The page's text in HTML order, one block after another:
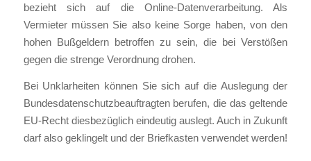
bezieht sich auf die Online-Datenverarbeitung. Als
Vermieter müssen Sie also keine Sorge haben, von den
hohen Bußgeldern betroffen zu sein, die bei Verstößen
gegen die strenge Verordnung drohen.
Bei Unklarheiten können Sie sich auf die Auslegung der
Bundesdatenschutzbeauftragten berufen, die das geltende
EU-Recht diesbezüglich eindeutig auslegt. Auch in Zukunft
darf also geklingelt und der Briefkasten verwendet werden!